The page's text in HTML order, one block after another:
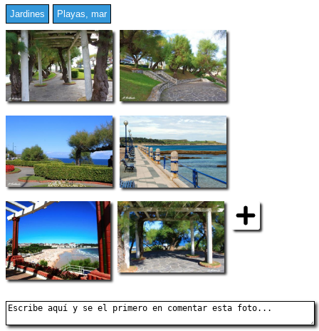
Jardines Playas, mar